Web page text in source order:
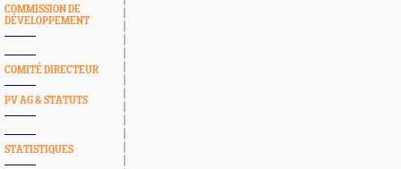
COMMISSION DE
DÉVELOPPEMENT
COMITÉ DIRECTEUR
PV AG & STATUTS
STATISTIQUES